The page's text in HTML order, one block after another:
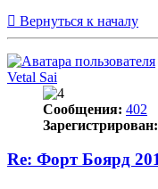
Вернуться к началу
Vetal Sai
Сообщения: 402
Зарегистрирован:
Re: Форт Боярд